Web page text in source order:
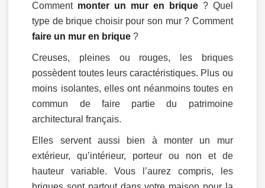
Comment monter un mur en brique? Quel
type de brique choisir pour son mur ? Comment
faire un mur en brique ?
Creuses, pleines ou rouges, les briques
possèdent toutes leurs caractéristiques. Plus ou
moins isolantes, elles ont néanmoins toutes en
commun de faire partie du patrimoine
architectural français.
Elles servent aussi bien à monter un mur
extérieur, qu’intérieur, porteur ou non et de
hauteur variable. Vous l’aurez compris, les